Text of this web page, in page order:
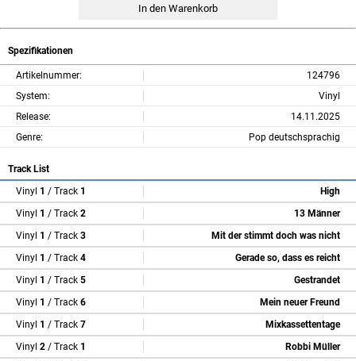
Spezifikationen
Artikelnummer:
124796
System:
Vinyl
Release:
14.11.2025
Genre:
Pop deutschsprachig
Track List
Vinyl 1 / Track 1
High
Vinyl 1 / Track 2
13 Männer
Vinyl 1 / Track 3
Mit der stimmt doch was nicht
Vinyl 1 / Track 4
Gerade so, dass es reicht
Vinyl 1 / Track 5
Gestrandet
Vinyl 1 / Track 6
Mein neuer Freund
Vinyl 1 / Track 7
Mixkassettentage
Vinyl 2 / Track 1
Robbi Müller